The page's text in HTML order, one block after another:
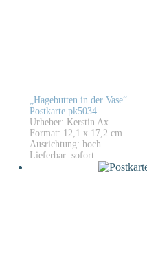
„Hagebutten in der Vase“
Postkarte pk5034
Urheber: Kerstin Ax
Format: 12,1 x 17,2 cm
Ausrichtung: hoch
Lieferbar: sofort